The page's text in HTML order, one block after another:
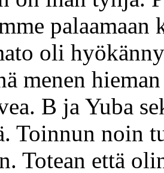
palaamaan
oli
menen
B ja Yuba
Toinnun noin
Totean että